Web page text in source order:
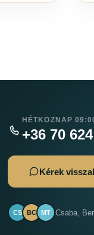
HÉTKÖZNAP
+36 70
Kérek
CS BC MT Csaba,